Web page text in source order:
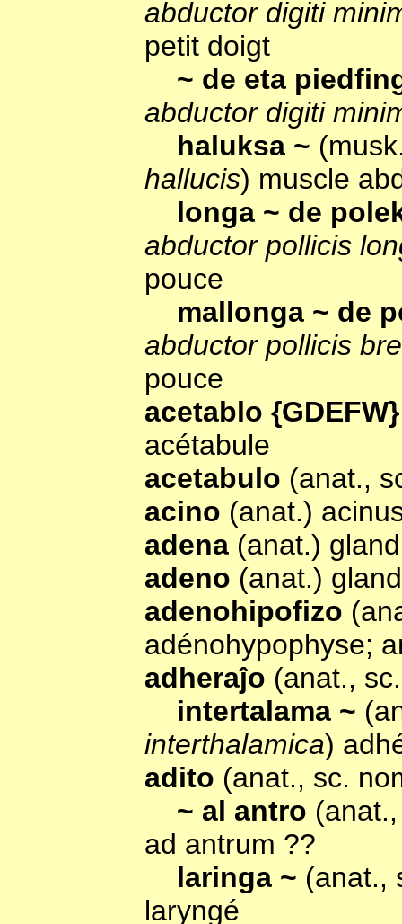
abductor digiti
petit doigt
~ de eta
abductor digiti
haluksa ~
hallucis) muscle
longa ~ de
abductor pollicis
pouce
mallonga ~ de
abductor pollicis
pouce
acetablo
acétabule
acetabulo (anat.,
acino (anat.)
adena (anat.)
adeno (anat.)
adenohipofizo
adénohypophyse;
adheraĵo (anat.,
intertalama ~
interthalamica)
adito (anat., sc.
~ al antro
ad antrum ??
laringa ~ (anat.,
laryngé